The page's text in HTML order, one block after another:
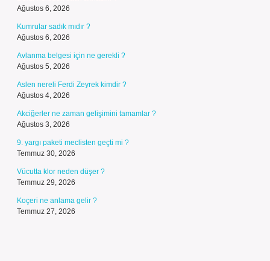
Ağustos 6, 2026
Kumrular sadık mıdır ?
Ağustos 6, 2026
Avlanma belgesi için ne gerekli ?
Ağustos 5, 2026
Aslen nereli Ferdi Zeyrek kimdir ?
Ağustos 4, 2026
Akciğerler ne zaman gelişimini tamamlar ?
Ağustos 3, 2026
9. yargı paketi meclisten geçti mi ?
Temmuz 30, 2026
Vücutta klor neden düşer ?
Temmuz 29, 2026
Koçeri ne anlama gelir ?
Temmuz 27, 2026